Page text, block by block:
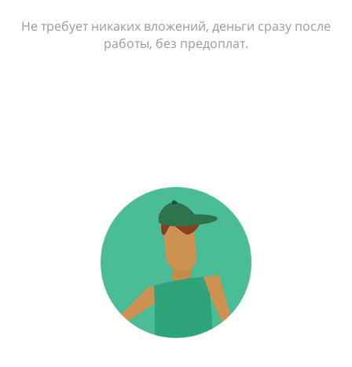
Не требует никаких вложений, деньги сразу после
работы, без предоплат.